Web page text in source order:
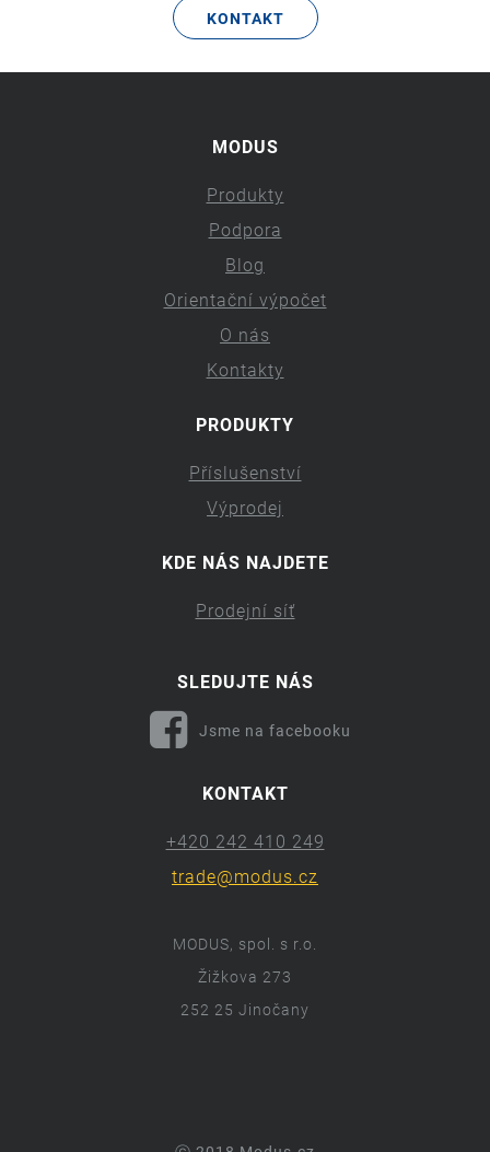
KONTAKT
MODUS
Produkty
Podpora
Blog
Orientační výpočet
O nás
Kontakty
PRODUKTY
Příslušenství
Výprodej
KDE NÁS NAJDETE
Prodejní síť
SLEDUJTE NÁS
Jsme na facebooku
KONTAKT
+420 242 410 249
trade@modus.cz
MODUS, spol. s r.o.
Žižkova 273
252 25 Jinočany